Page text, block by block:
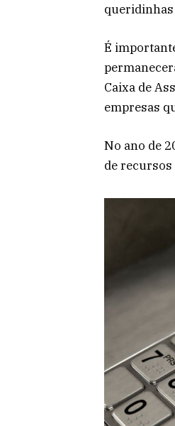
queridinhas
É
Caixa de
empresas
No ano de
de